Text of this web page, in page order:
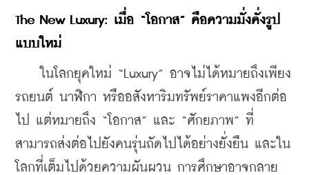
The New Luxury: เมื่อ “โอกาส” คือความมั่งคั่งรูป
แบบใหม่
ในโลกยุคใหม่ “Luxury” อาจไม่ได้หมายถึงเพียง
รถยนต์ นาฬิกา หรืออสังหาริมทรัพย์ราคาแพงอีกต่อ
ไป แต่หมายถึง “โอกาส” และ “ศักยภาพ” ที่
สามารถส่งต่อไปยังคนรุ่นถัดไปได้อย่างยั่งยืน และใน
โลกที่เต็มไปด้วยความผันผวน การศึกษาอาจกลาย